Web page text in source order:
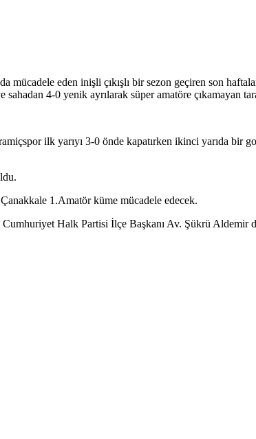
eden inişli çıkışlı bir sezon geçiren son
sahadan 4-0 yenik ayrılarak süper amatöre çıkamayan
ilk yarıyı 3-0 önde kapatırken ikinci yarıda bir
1.Amatör küme mücadele edecek.
Cumhuriyet Halk Partisi İlçe Başkanı Av. Şükrü Aldemir